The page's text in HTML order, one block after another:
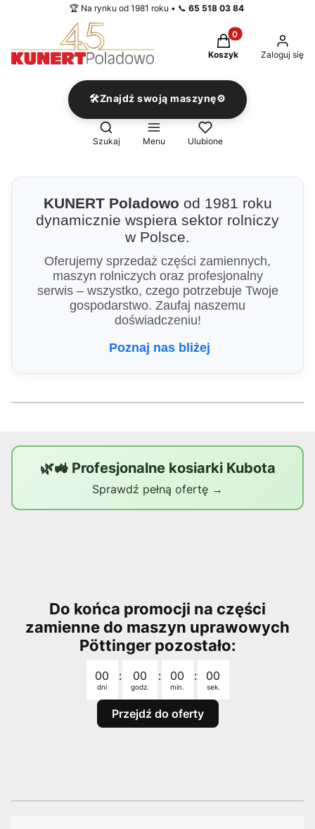
🏆 Na rynku od 1981 roku • 📞 65 518 03 84
Produkty w
Koszyk Zaloguj się
🛠️Znajdź swoją maszynę⚙️
Otwórz wyszukiwarkę
Szukaj Menu Ulubione
KUNERT Poladowo od 1981 roku
dynamicznie wspiera sektor rolniczy
w Polsce.
Oferujemy sprzedaż części zamiennych,
maszyn rolniczych oraz profesjonalny
serwis – wszystko, czego potrzebuje Twoje
gospodarstwo. Zaufaj naszemu
doświadczeniu!
Poznaj nas bliżej
🌿🚜 Profesjonalne kosiarki Kubota
Sprawdź pełną ofertę →
Do końca promocji na części
zamienne do maszyn uprawowych
Pöttinger pozostało:
00
dni
: 00
godz.
: 00
min.
: 00
sek.
Przejdź do oferty